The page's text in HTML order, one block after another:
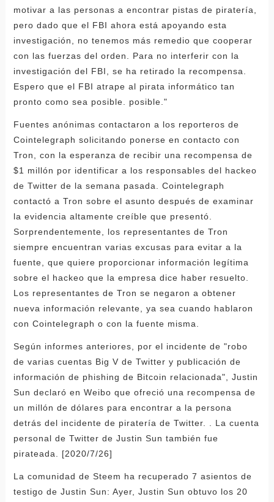
motivar a las personas a encontrar pistas de piratería,
pero dado que el FBI ahora está apoyando esta
investigación, no tenemos más remedio que cooperar
con las fuerzas del orden. Para no interferir con la
investigación del FBI, se ha retirado la recompensa.
Espero que el FBI atrape al pirata informático tan
pronto como sea posible. posible."
Fuentes anónimas contactaron a los reporteros de
Cointelegraph solicitando ponerse en contacto con
Tron, con la esperanza de recibir una recompensa de
$1 millón por identificar a los responsables del hackeo
de Twitter de la semana pasada. Cointelegraph
contactó a Tron sobre el asunto después de examinar
la evidencia altamente creíble que presentó.
Sorprendentemente, los representantes de Tron
siempre encuentran varias excusas para evitar a la
fuente, que quiere proporcionar información legítima
sobre el hackeo que la empresa dice haber resuelto.
Los representantes de Tron se negaron a obtener
nueva información relevante, ya sea cuando hablaron
con Cointelegraph o con la fuente misma.
Según informes anteriores, por el incidente de "robo
de varias cuentas Big V de Twitter y publicación de
información de phishing de Bitcoin relacionada", Justin
Sun declaró en Weibo que ofreció una recompensa de
un millón de dólares para encontrar a la persona
detrás del incidente de piratería de Twitter. . La cuenta
personal de Twitter de Justin Sun también fue
pirateada. [2020/7/26]
La comunidad de Steem ha recuperado 7 asientos de
testigo de Justin Sun: Ayer, Justin Sun obtuvo los 20